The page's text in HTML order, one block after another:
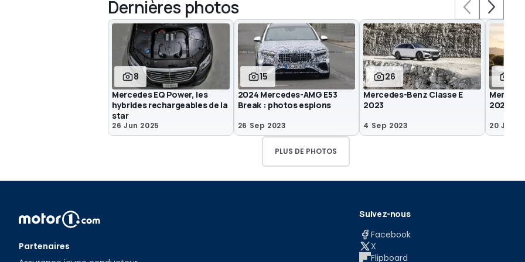
Dernières photos
8
Mercedes EQ Power, les
hybrides rechargeables de la
star
26 Jun 2025
15
2024 Mercedes-AMG E53
Break : photos espions
26 Sep 2023
26
Mercedes-Benz Classe E
2023
4 Sep 2023
2023
20 Jun
PLUS DE PHOTOS
Partenaires
Suivez-nous
Facebook
X
Flipboard